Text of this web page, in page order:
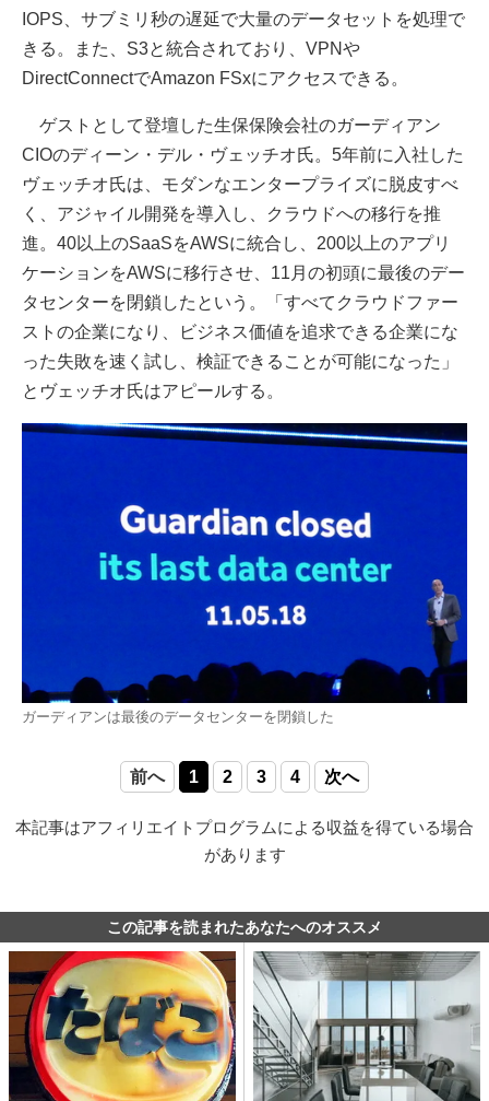
IOPS、サブミリ秒の遅延で大量のデータセットを処理で
きる。また、S3と統合されており、VPNや
DirectConnectでAmazon FSxにアクセスできる。
ゲストとして登壇した生保保険会社のガーディアン
CIOのディーン・デル・ヴェッチオ氏。5年前に入社した
ヴェッチオ氏は、モダンなエンタープライズに脱皮すべ
く、アジャイル開発を導入し、クラウドへの移行を推
進。40以上のSaaSをAWSに統合し、200以上のアプリ
ケーションをAWSに移行させ、11月の初頭に最後のデー
タセンターを閉鎖したという。「すべてクラウドファー
ストの企業になり、ビジネス価値を追求できる企業にな
った失敗を速く試し、検証できることが可能になった」
とヴェッチオ氏はアピールする。
ガーディアンは最後のデータセンターを閉鎖した
前へ 1 2 3 4 次へ
本記事はアフィリエイトプログラムによる収益を得ている場合
があります
この記事を読まれたあなたへのオススメ